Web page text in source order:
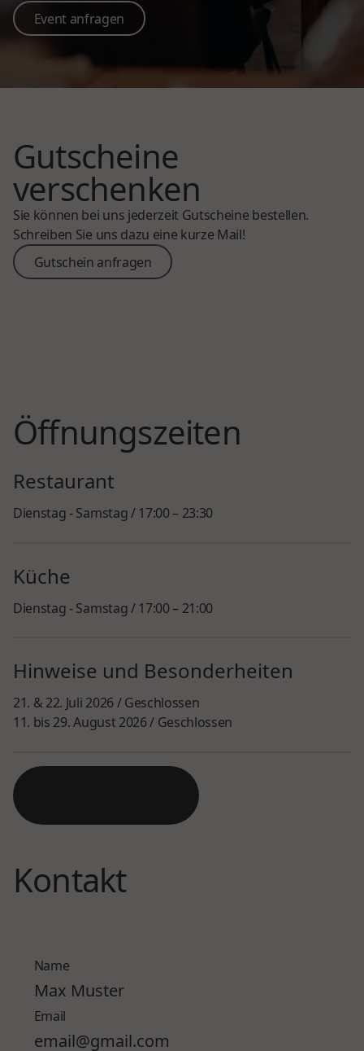
Event anfragen
Event anfragen
Gutscheine
verschenken
Sie können bei uns jederzeit Gutscheine bestellen.
Schreiben Sie uns dazu eine kurze Mail!
Gutschein anfragen
Gutschein anfragen
Öffnungszeiten
Restaurant
Dienstag - Samstag / 17:00 – 23:30
Küche
Dienstag - Samstag / 17:00 – 21:00
Hinweise und Besonderheiten
21. & 22. Juli 2026 / Geschlossen
11. bis 29. August 2026 / Geschlossen
Kontakt
Name
Email